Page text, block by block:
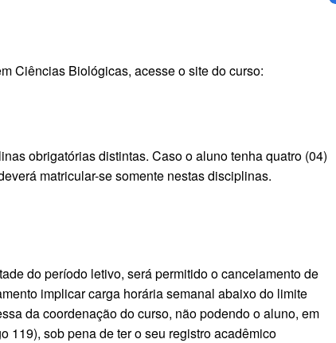
Ciências Biológicas, acesse o site do curso:
obrigatórias distintas. Caso o aluno tenha quatro (04)
matricular-se somente nestas disciplinas.
do período letivo, será permitido o cancelamento de
implicar carga horária semanal abaixo do limite
da coordenação do curso, não podendo o aluno, em
119), sob pena de ter o seu registro acadêmico